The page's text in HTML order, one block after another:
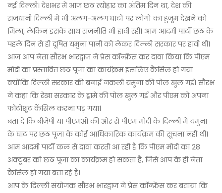
नई दिल्ली। देशभर में आज छठ त्योहार का अंतिम दिन था, देश की
राजधानी दिल्ली में भी अलग-अलग घाटों पर लोगों का हुजूम देखने को
मिला, लेकिन इसके साथ राजनीति भी हावी रही। आम आदमी पार्टी छठ के
पहले दिन से ही दूषित यमुना पानी को लेकर दिल्ली सरकार पर हावी थी।
आज आप नेता सौरभ भारद्वाज ने प्रेस कॉन्फ्रेंस कर दावा किया कि पीएम
मोदी का प्रस्तावित छठ पूजा का कार्यक्रम इसलिए कैंसिल हो गया
क्योंकि दिल्ली सरकार की बनाई नकली यमुना की पोल खुल गई। सौरभ
ने कहा कि रेखा सरकार के ड्रामे की पोल खुल गई और पीएम को अपना
फोटोशूट कैंसिल करना पड़ गया।
बता दें कि बीजेपी या पीएमओ की ओर से पीएम मोदी के दिल्ली में यमुना
के घाट पर छठ पूजा के कोई आधिकारिक कार्यक्रम की सूचना नहीं थी।
आम आदमी पार्टी कल से दावा करती आ रही है कि पीएम मोदी का 28
अक्टूबर को छठ पूजा का कार्यक्रम हो सकता है, जिसे आप के ही नेता
कैंसिल हो गया बता रहे हैं।
आप के दिल्ली संयोजक सौरभ भारद्वाज ने प्रेस कॉन्फ्रेंस कर बताया कि